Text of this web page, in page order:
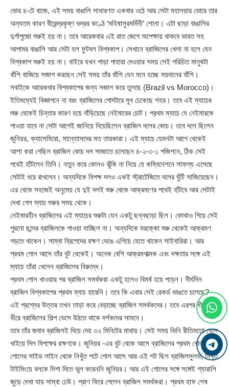
ভোর ৪-টে বাজে, এই সময় বাঙালি সাধারণত একবার ওঠে আর সেটা মহালয়ার ভোরে তার
অন্যতম কারণ বীরেন্দ্রকৃষ্ণ ভদ্রর কণ্ঠে ‘মহিষাসুরমর্দিনী’ শোনা। এটা ছাড়া বাঙালির
দুর্গাপুজো শুরুই হয় না। তবে আরেকবার এই রাত জেগে অপেক্ষায় থাকবে ভারত সহ
আপামর বাঙালি আর সেটা হল ফুটবল বিশ্বকাপ। সেখানে ব্রাজিলের খেলা না হলে যেন
বিশ্বকাপ শুরুই হয় না। বাইরে যখন পাড়া পাহারা দেওয়ার সময় সেই পরিচিত মানুষটা
বাঁশি বাজিয়ে সজাগ করছেন সেই সময় তাঁর বাঁশি যেন মনে হচ্ছে ময়দানের বাঁশি।
সবাইকে আরেকবার বিশ্বকাপের জন্য সজাগ করে তুলছে (Brazil vs Morocco)।
ইতিমধ্যেই বিজ্ঞাপনে না বরং ব্রাজিলের পোস্টারে মুখ ঢেকেছে শহর। তবে এই ম্যাচের
শুরু থেকেই চিন্তার কারণ হয়ে দাঁড়িয়েছে নেইমারের চোট। প্রথম ম্যাচে যে নেইমারকে
পাওয়া যাবে না সেটা আগেই জানিয়ে দিয়েছিলেন ব্রাজিল দলের কোচ। তবে দলে ছিলেন
জুনিয়র, ক্যাসেমিরো, সান্তোসদের মত তারকারা। এই ম্যাচে যেমনটা আগে থেকেই
আশা করা গেছিল ব্রাজিল কোচ দল সাজাতে চলেছেন ৪-২-৩-১ পজিশনে, ঠিক সেই
পথেই হাঁটলেন তিনি। নতুন করে কোনও ঝুঁকি না নিয়ে যে কম্বিনেশনে সাফল্য এসেছে
সেটাই ধরে রাখলেন। অন্যদিকে বিপক্ষ দলও একই স্ট্রাটেজিতে দলের ঘুঁটি সাজিয়েছেন।
এর থেকে সহজেই অনুমেয় যে দুই দলই শুরু থেকে আক্রমণের পথেই হাঁটবে আর সেটাই
দেখা গেল ম্যাচ শুরুর সময় থেকে।
নেইমারহীন ব্রাজিলের এই ম্যাচের শুরুটা যেন একটু ছন্নছাড়া ছিল। কোথাও গিয়ে সেই
পুরনো ছন্দের ব্রাজিলকে পাওয়া যাচ্ছিল না। অন্যদিকে মরক্কো শুরু থেকেই আক্রমণ
গড়তে থাকেন। সাম্বা ব্রিগেদের রক্ষণ ভেঙে এগিয়ে যেতে থাকেন সাইবারিরা। আর
প্রথম গোল আসে তাঁর বুট থেকেই। অনেক বেশি আক্রমণাত্মক এবং দক্ষতার সঙ্গে এই
ম্যাচে তাঁরা খেলেন ব্রাজিলের বিরুদ্ধে।
প্রথম গোল খাওয়ার পর ব্রাজিল সমর্থকরা একটু হলেও বিমর্ষ হয়ে পড়েন। দীর্ঘদিন
ব্রাজিল বিশ্বকাপের প্রথম ম্যাচ হারেনি। তবে কি এবার সেই রেকর্ড ভাঙতে চলেছে?
এই প্রশ্নের উত্তর তখন তাড়া করে বেড়াচ্ছে ব্রাজিল সমর্থকদের। তবে এরপর ধীরে
ধীরে ব্রাজিলের শিল্প ভেসে উঠতে থাকে দর্শকদের সামনে।
তবে তাঁর জবাব ব্রাজিলই দিয়ে দেয় ৩২ মিনিটের মাথায়। সেই সময় ভিনি রীতিমতো ঘোল
খাইয়ে দিল বিপক্ষের রক্ষণকে। জুনিয়র -এর বুট থেকে আসে ব্রাজিলের প্রথম গোল।
গোলের সাইড লাইন থেকে নিখুঁত শটে গোল আসে আর এই শট ছিল ব্রাজিলসুলভ, নিখুঁত
টাইমিংয়ে বলকে দিশা দিতে ভুল করেননি জুনিয়র। আর এই গোলের সঙ্গে সঙ্গেই গ্যারালি
জুড়ে দেখা যায় সাম্বা ঢেউ। প্রাণ ফিরে পেলেন ব্রাজিল সমর্থকরা। প্রথম হাফ শেষ